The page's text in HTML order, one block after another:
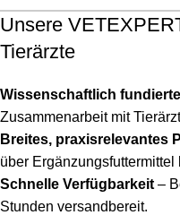
Unsere
Tierärzte
Wissenschaftlich
Zusammenarbeit mit
Breites, praxisrelevantes
über
Schnelle Verfügbarkeit –
Stunden versandbereit.